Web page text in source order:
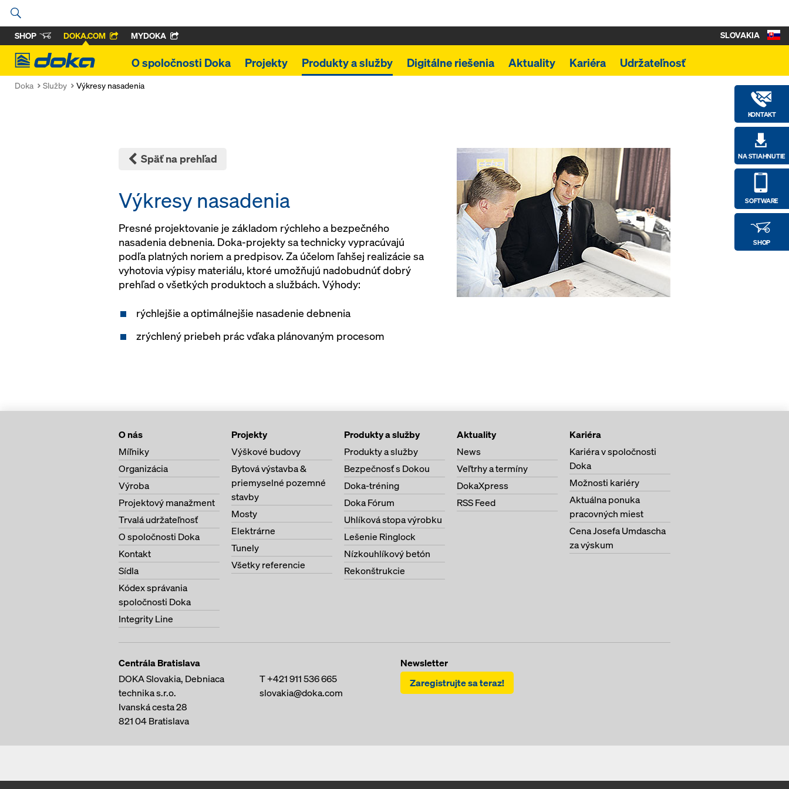
SHOP DOKA.COM MYDOKA
Doka
O spoločnosti Doka Projekty Produkty a služby Digitálne riešenia Aktuality Kariéra Udržateľnosť
KONTAKT
NA STIAHNUTIE
SOFTWARE
SHOP
SLOVAKIA
Doka Služby Výkresy nasadenia
Späť na prehľad
Výkresy nasadenia
Presné projektovanie je základom rýchleho a bezpečného
nasadenia debnenia. Doka-projekty sa technicky vypracúvajú
podľa platných noriem a predpisov. Za účelom ľahšej realizácie sa
vyhotovia výpisy materiálu, ktoré umožňujú nadobudnúť dobrý
prehľad o všetkých produktoch a službách. Výhody:
rýchlejšie a optimálnejšie nasadenie debnenia
zrýchlený priebeh prác vďaka plánovaným procesom
O nás
Míľniky
Organizácia
Výroba
Projektový manažment
Trvalá udržateľnosť
O spoločnosti Doka
Kontakt
Sídla
Kódex správania
spoločnosti Doka
Integrity Line
Projekty
Výškové budovy
Bytová výstavba &
priemyselné pozemné
stavby
Mosty
Elektrárne
Tunely
Všetky referencie
Produkty a služby
Produkty a služby
Bezpečnosť s Dokou
Doka-tréning
Doka Fórum
Uhlíková stopa výrobku
Lešenie Ringlock
Nízkouhlíkový betón
Rekonštrukcie
Aktuality
News
Veľtrhy a termíny
DokaXpress
RSS Feed
Kariéra
Kariéra v spoločnosti
Doka
Možnosti kariéry
Aktuálna ponuka
pracovných miest
Cena Josefa Umdascha
za výskum
Centrála Bratislava
DOKA Slovakia, Debniaca
technika s.r.o.
Ivanská cesta 28
821 04Bratislava
T+421 911 536 665
slovakia@doka.com
Newsletter
Zaregistrujte sa teraz!